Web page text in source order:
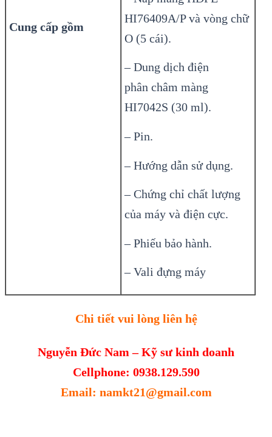
Cung cấp gồm
HI76409A/P và vòng chữ
O (5 cái).
– Dung dịch điện
phân châm màng
HI7042S (30 ml).
– Pin.
– Hướng dẫn sử dụng.
– Chứng chỉ chất lượng
của máy và điện cực.
– Phiếu bảo hành.
– Vali đựng máy
Chi tiết vui lòng liên hệ
Nguyễn Đức Nam – Kỹ sư kinh doanh
Cellphone: 0938.129.590
Email: namkt21@gmail.com